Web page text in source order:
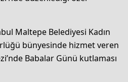
Maltepe Belediyesi Kadın
bünyesinde hizmet veren
Babalar Günü kutlaması